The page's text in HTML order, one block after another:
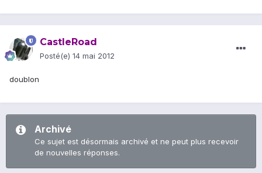
CastleRoad
Posté(e) 14 mai 2012
doublon
Archivé
Ce sujet est désormais archivé et ne peut plus recevoir
de nouvelles réponses.